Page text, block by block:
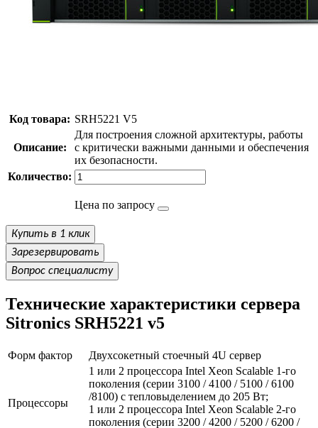
Код товара: SRH5221 V5
Описание:
Для построения сложной архитектуры, работы
с критически важными данными и обеспечения
их безопасности.
Количество:
Цена по запросу
Купить в 1 клик
Зарезервировать
Вопрос специалисту
Технические характеристики сервера
Sitronics SRH5221 v5
Форм фактор Двухсокетный стоечный 4U сервер
Процессоры
1 или 2 процессора Intel Xeon Scalable 1-го
поколения (серии 3100 / 4100 / 5100 / 6100
/8100) с тепловыделением до 205 Вт;
1 или 2 процессора Intel Xeon Scalable 2-го
поколения (серии 3200 / 4200 / 5200 / 6200 /